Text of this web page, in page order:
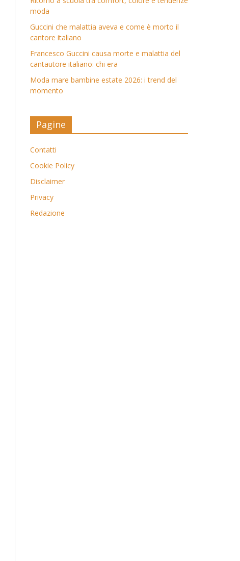
moda
Guccini che malattia aveva e come è morto il
cantore italiano
Francesco Guccini causa morte e malattia del
cantautore italiano: chi era
Moda mare bambine estate 2026: i trend del
momento
Pagine
Contatti
Cookie Policy
Disclaimer
Privacy
Redazione